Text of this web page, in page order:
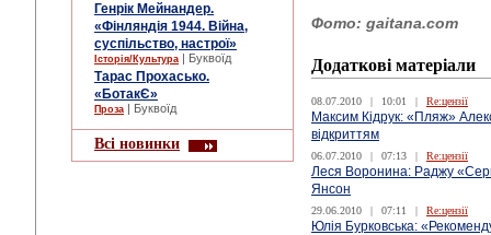
Генрік Мейнандер.
«Фінляндія 1944. Війна,
суспільство, настрої»
Історія/Культура | Буквоїд
Тарас Прохасько.
«БотакЄ»
Проза | Буквоїд
Всі новинки
Фото: gaitana.com
Додаткові матеріали
08.07.2010 | 10:01 | Re:цензії
Максим Кідрук: «Пляж»
відкриттям
06.07.2010 | 07:13 | Re:цензії
Леся Воронина: Раджу
Янсон
29.06.2010 | 07:11 | Re:цензії
Юлія Бурковська: